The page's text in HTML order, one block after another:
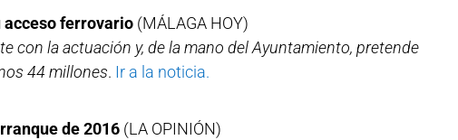
acceso ferrovario (MÁLAGA HOY)
con la actuación y, de la mano del Ayuntamiento, pretende
44 millones. Ir a la noticia.
de 2016 (LA OPINIÓN)